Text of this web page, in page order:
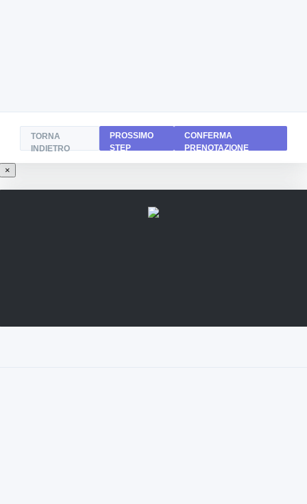
TORNA
INDIETRO
PROSSIMO
STEP
CONFERMA
PRENOTAZIONE
×